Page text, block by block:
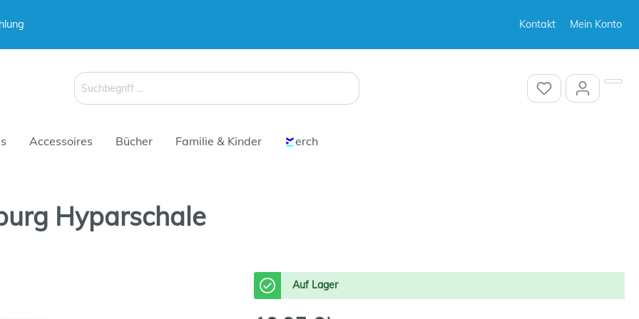
Kontakt Mein Konto
Accessoires Bücher Familie & Kinder erch
& Koffer
Hyparschale
Auf Lager
Schirme